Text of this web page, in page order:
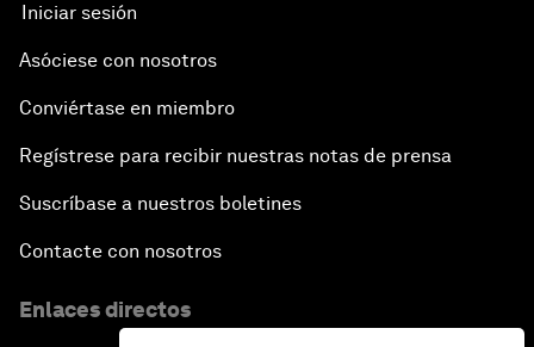
Iniciar sesión
Asóciese con nosotros
Conviértase en miembro
Regístrese para recibir nuestras notas de prensa
Suscríbase a nuestros boletines
Contacte con nosotros
Enlaces directos